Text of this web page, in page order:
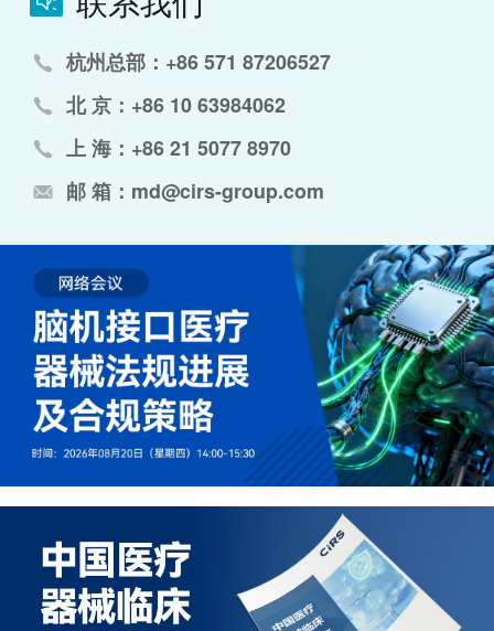
杭州总部：+86 571 87206527
北 京：+86 10 63984062
上 海：+86 21 5077 8970
邮 箱：md@cirs-group.com